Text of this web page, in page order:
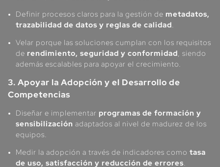
Definir procesos claros para la gestión de metadatos,
trazabilidad de datos y reglas de calidad.
Velar porque las soluciones cumplan con los requisitos
de rendimiento, seguridad y conformidad, siendo
además escalables para apoyar el crecimiento.
3. Apoyar la Adopción y el Desarrollo de
Competencias
Diseñar e implementar programas de formación y
sensibilización adaptados al nivel de madurez de los
equipos.
Medir la adopción a través de indicadores como tasa
de uso, satisfacción y reducción de errores.